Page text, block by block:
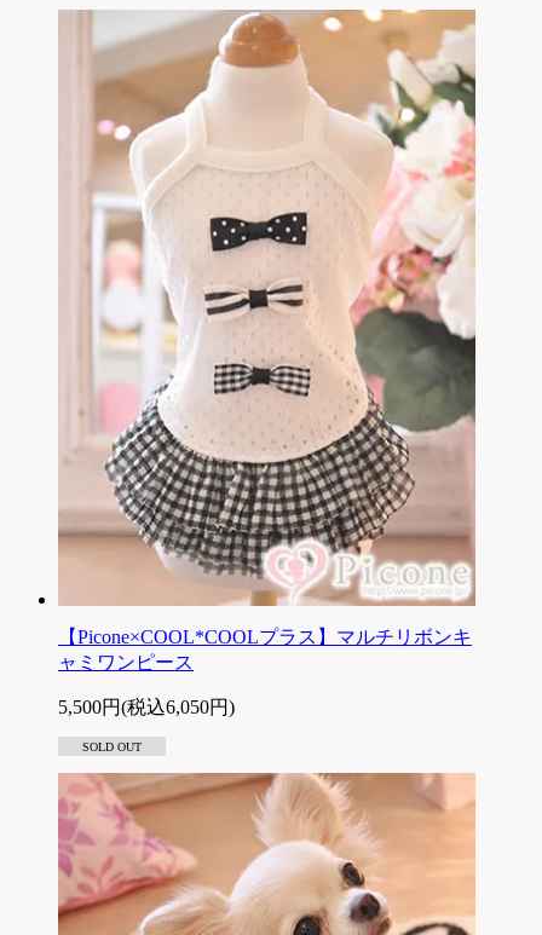
【Picone×COOL*COOLプラス】マルチリボンキ
ャミワンピース
5,500円(税込6,050円)
SOLD OUT